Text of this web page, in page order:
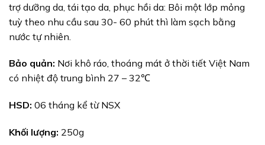
trợ dưỡng da, tái tạo da, phục hồi da: Bôi một lớp mỏng
tuỳ theo nhu cầu sau 30- 60 phút thì làm sạch bằng
nước tự nhiên.
Bảo quản: Nơi khô ráo, thoáng mát ở thời tiết Việt Nam
có nhiệt độ trung bình 27 – 32℃
HSD: 06 tháng kể từ NSX
Khối lượng: 250g